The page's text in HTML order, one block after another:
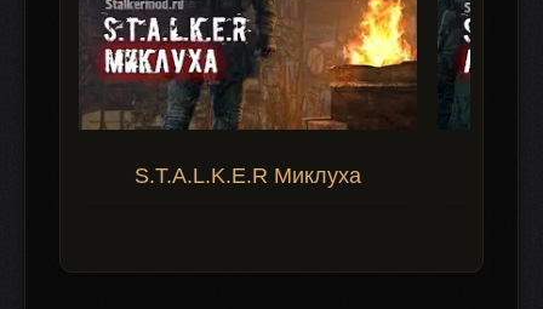
S.T.A.L.K.E.R Миклуха